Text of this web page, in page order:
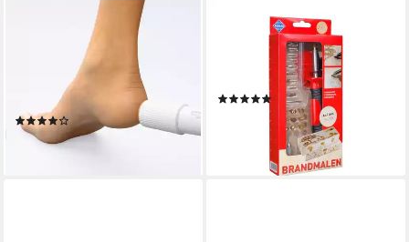
PETER BAUSCH
Hornhautentferner
Hornhautschleifer "Pedipeel",
(1)
49,95 €
Kreativset Brandmalkolben
mit An/Aus Schalter und 20
Aufsätzen, 0262
(1)
lieferbar - in 3-4 Werktagen bei dir